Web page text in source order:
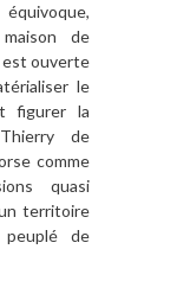
de
est ouverte
le
figurer la
de
comme
quasi
territoire
peuplé de